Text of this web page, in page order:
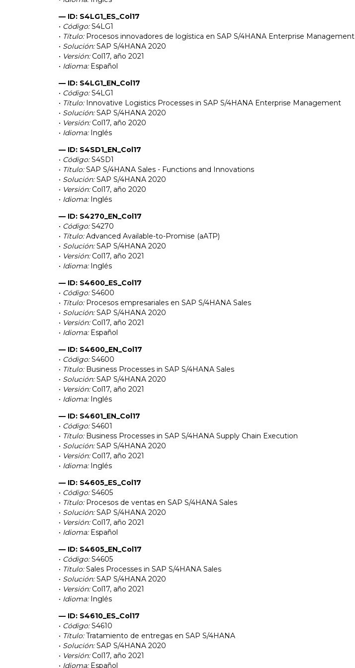
— ID: S4LG1_ES_Col17
• Código:S4LG1
• Título:Procesos innovadores de logística en SAP S/4HANA Enterprise Management
• Solución:SAP S/4HANA 2020
• Versión:Col17, año 2021
• Idioma:Español
— ID: S4LG1_EN_Col17
• Código:S4LG1
• Título:Innovative Logistics Processes in SAP S/4HANA Enterprise Management
• Solución:SAP S/4HANA 2020
• Versión:Col17, año 2020
• Idioma:Inglés
— ID: S4SD1_EN_Col17
• Código:S4SD1
• Título:SAP S/4HANA Sales - Functions and Innovations
• Solución:SAP S/4HANA 2020
• Versión:Col17, año 2020
• Idioma:Inglés
— ID: S4270_EN_Col17
• Código:S4270
• Título:Advanced Available-to-Promise (aATP)
• Solución:SAP S/4HANA 2020
• Versión:Col17, año 2021
• Idioma:Inglés
— ID: S4600_ES_Col17
• Código:S4600
• Título:Procesos empresariales en SAP S/4HANA Sales
• Solución:SAP S/4HANA 2020
• Versión:Col17, año 2021
• Idioma:Español
— ID: S4600_EN_Col17
• Código:S4600
• Título:Business Processes in SAP S/4HANA Sales
• Solución:SAP S/4HANA 2020
• Versión:Col17, año 2021
• Idioma:Inglés
— ID: S4601_EN_Col17
• Código:S4601
• Título:Business Processes in SAP S/4HANA Supply Chain Execution
• Solución:SAP S/4HANA 2020
• Versión:Col17, año 2021
• Idioma:Inglés
— ID: S4605_ES_Col17
• Código:S4605
• Título:Procesos de ventas en SAP S/4HANA Sales
• Solución:SAP S/4HANA 2020
• Versión:Col17, año 2021
• Idioma:Español
— ID: S4605_EN_Col17
• Código:S4605
• Título:Sales Processes in SAP S/4HANA Sales
• Solución:SAP S/4HANA 2020
• Versión:Col17, año 2021
• Idioma:Inglés
— ID: S4610_ES_Col17
• Código:S4610
• Título:Tratamiento de entregas en SAP S/4HANA
• Solución:SAP S/4HANA 2020
• Versión:Col17, año 2021
• Idioma:Español